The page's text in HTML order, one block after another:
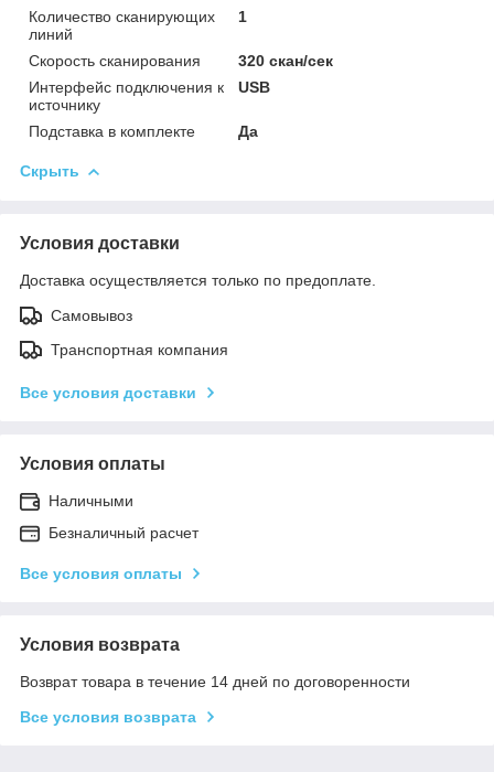
Количество сканирующих
линий
1
Скорость сканирования
320 скан/сек
Интерфейс подключения к
источнику
USB
Подставка в комплекте Да
Скрыть
Условия доставки
Доставка осуществляется только по предоплате.
Самовывоз
Транспортная компания
Все условия доставки
Условия оплаты
Наличными
Безналичный расчет
Все условия оплаты
Условия возврата
Возврат товара в течение 14 дней по договоренности
Все условия возврата